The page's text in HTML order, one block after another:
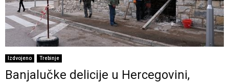
Izdvojeno Trebinje
Banjalučke delicije u Hercegovini,